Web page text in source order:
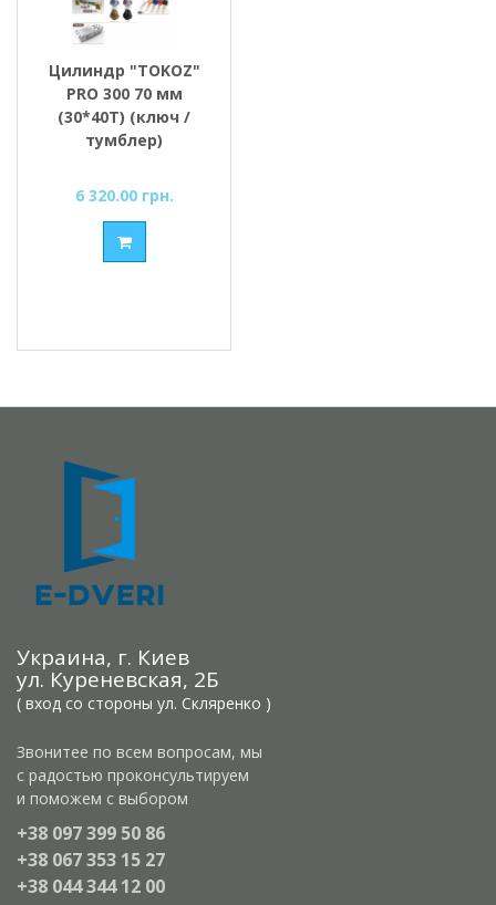
Цилиндр "TOKOZ"
PRO 300 70 мм
(30*40T) (ключ /
тумблер)
6 320.00 грн.
Украина, г. Киев
ул. Куреневская, 2Б
( вход со стороны ул. Скляренко )
Звонитее по всем вопросам, мы
с радостью проконсультируем
и поможем с выбором
+38 097 399 50 86
+38 067 353 15 27
+38 044 344 12 00